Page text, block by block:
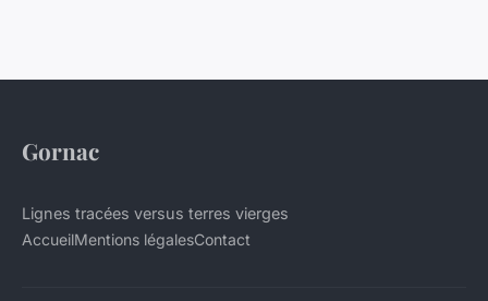
Gornac
Lignes tracées versus terres vierges
AccueilMentions légalesContact